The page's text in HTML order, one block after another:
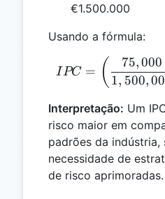
€1.500.000
Usando a fórmula:
IPC = ( 1, 500,
75,000
Interpretação: Um
risco maior em
padrões da indústria,
necessidade de
de risco aprimoradas.